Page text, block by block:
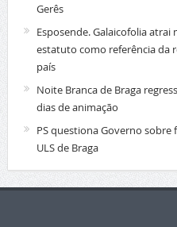
Gerês
Esposende. Galaicofolia
estatuto como referência da
país
Noite Branca de Braga
dias de animação
PS questiona Governo
ULS de Braga